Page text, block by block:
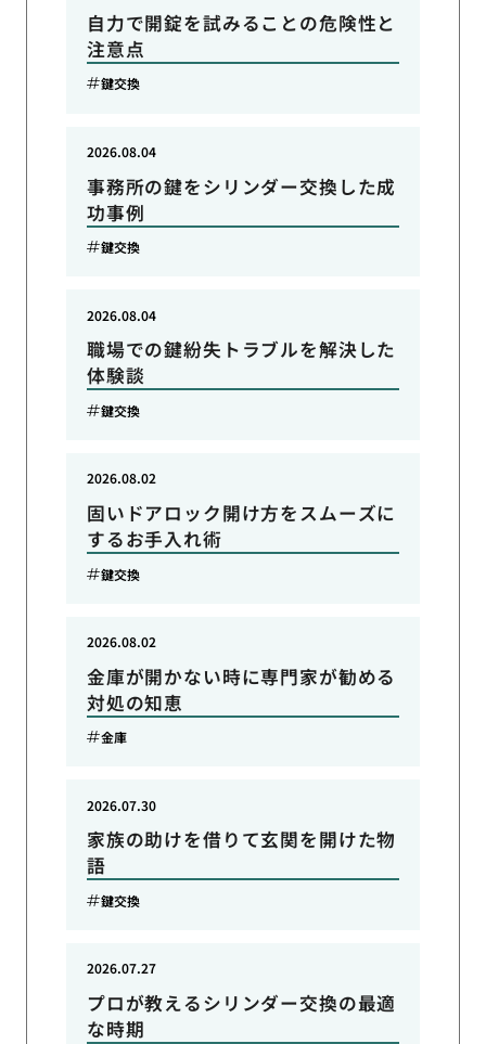
自力で開錠を試みることの危険性と
注意点
鍵交換
事務所の鍵をシリンダー交換した成
功事例
2026.08.04
鍵交換
職場での鍵紛失トラブルを解決した
体験談
2026.08.04
鍵交換
固いドアロック開け方をスムーズに
するお手入れ術
2026.08.02
鍵交換
金庫が開かない時に専門家が勧める
対処の知恵
2026.08.02
金庫
家族の助けを借りて玄関を開けた物
語
2026.07.30
鍵交換
プロが教えるシリンダー交換の最適
な時期
2026.07.27